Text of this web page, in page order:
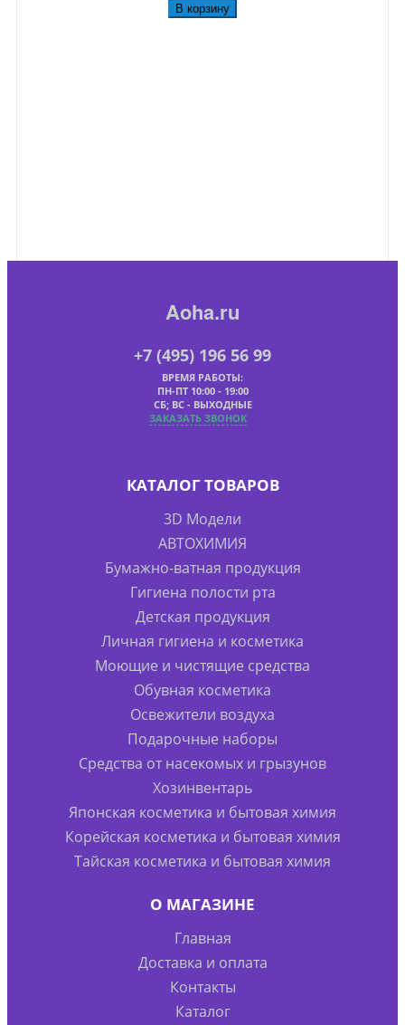
В корзину
Aoha.ru
+7 (495) 196 56 99
ВРЕМЯ РАБОТЫ:
ПН-ПТ 10:00 - 19:00
СБ; ВС - ВЫХОДНЫЕ
ЗАКАЗАТЬ ЗВОНОК
КАТАЛОГ ТОВАРОВ
3D Модели
АВТОХИМИЯ
Бумажно-ватная продукция
Гигиена полости рта
Детская продукция
Личная гигиена и косметика
Моющие и чистящие средства
Обувная косметика
Освежители воздуха
Подарочные наборы
Средства от насекомых и грызунов
Хозинвентарь
Японская косметика и бытовая химия
Корейская косметика и бытовая химия
Тайская косметика и бытовая химия
О МАГАЗИНЕ
Главная
Доставка и оплата
Контакты
Каталог